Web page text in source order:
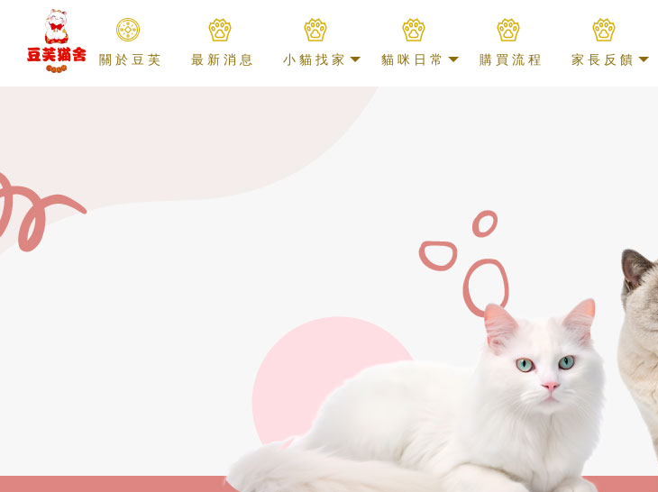
關於豆芙 最新消息 小貓找家 貓咪日常 購買流程 家長反饋